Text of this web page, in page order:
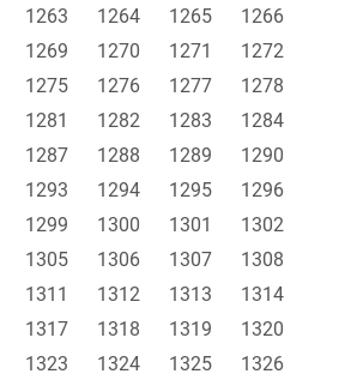
1263 1264 1265
1266
1269 1270 1271
1272
1275 1276 1277
1278
1281 1282 1283
1284
1287 1288 1289
1290
1293 1294 1295
1296
1299 1300 1301
1302
1305 1306 1307
1308
1311 1312 1313
1314
1317 1318 1319
1320
1323 1324 1325
1326